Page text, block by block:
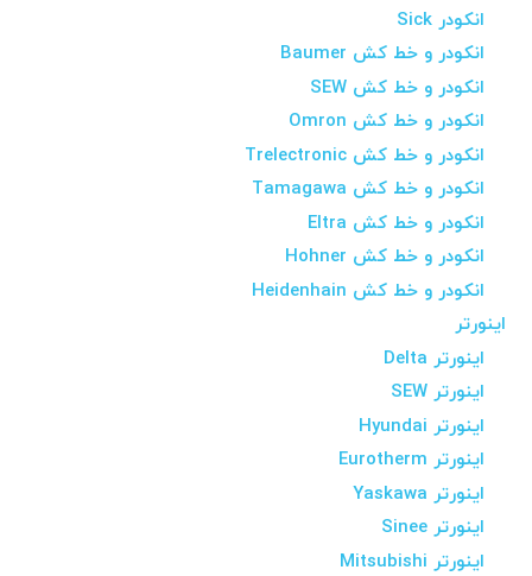
انکودر Sick
انکودر و خط کش Baumer
انکودر و خط کش SEW
انکودر و خط کش Omron
انکودر و خط کش Trelectronic
انکودر و خط کش Tamagawa
انکودر و خط کش Eltra
انکودر و خط کش Hohner
انکودر و خط کش Heidenhain
اینورتر
اینورتر Delta
اینورتر SEW
اینورتر Hyundai
اینورتر Eurotherm
اینورتر Yaskawa
اینورتر Sinee
اینورتر Mitsubishi